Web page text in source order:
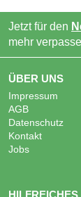
Jetzt für den
mehr
ÜBER UNS
Impressum
AGB
Datenschutz
Kontakt
Jobs